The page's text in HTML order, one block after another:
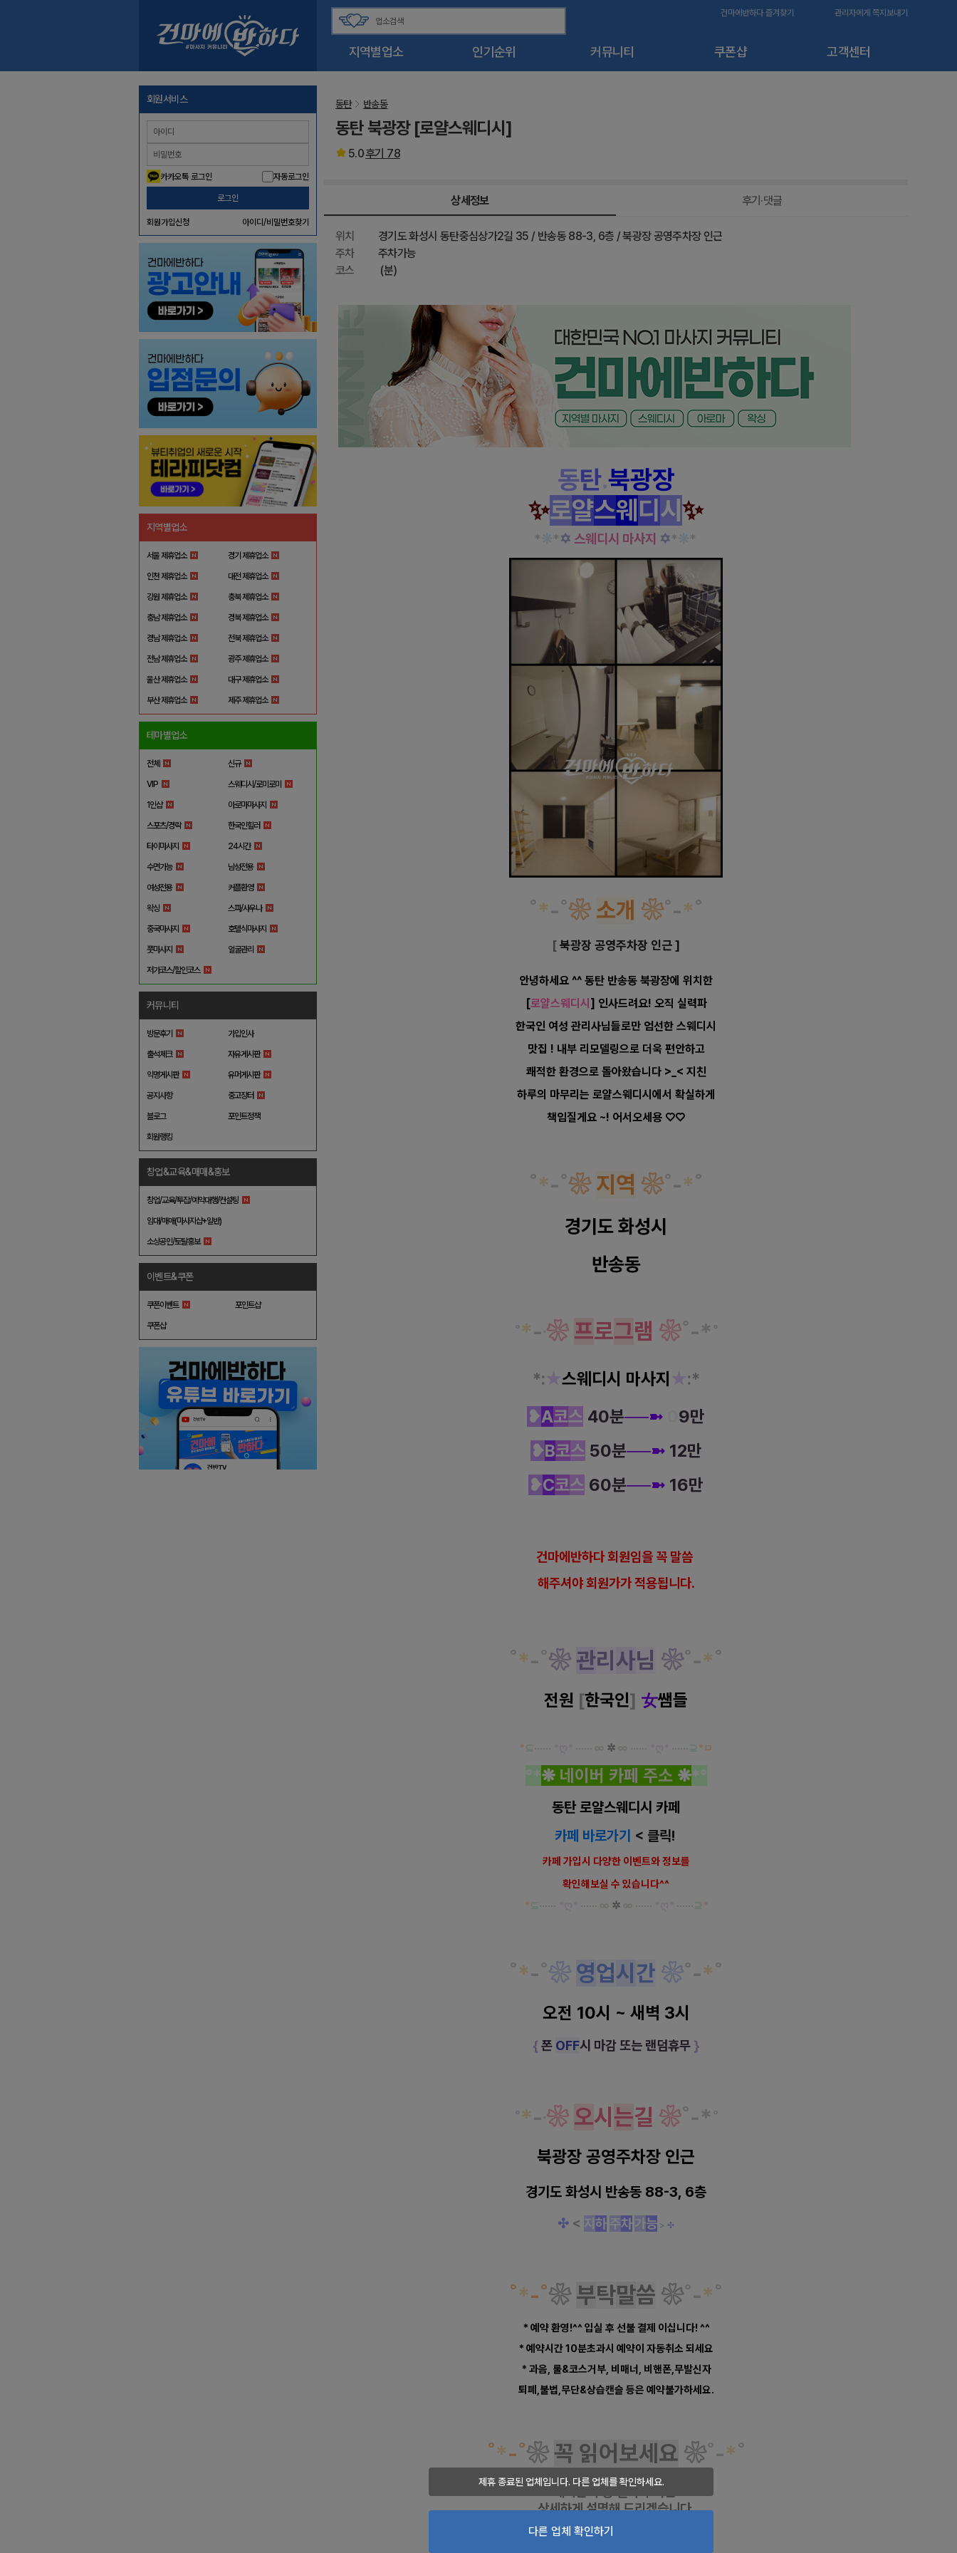
지역별업소 인기순위 커뮤니티 쿠폰샵 고객센터
건마에반하다 즐겨찾기 관리자에게 쪽지보내기
회원서비스
카카오톡 로그인 자동로그인
로그인
회원가입신청 아이디/비밀번호찾기
지역별업소
서울 제휴업소 경기 제휴업소
인천 제휴업소 대전 제휴업소
강원 제휴업소 충북 제휴업소
충남 제휴업소 경북 제휴업소
경남 제휴업소 전북 제휴업소
전남 제휴업소 광주 제휴업소
울산 제휴업소 대구 제휴업소
부산 제휴업소 제주 제휴업소
테마별업소
전체 신규
VIP 스웨디시/로미로미
1인샵 아로마마사지
스포츠/경락 한국인힐러
타이마사지 24시간
수면가능 남성전용
여성전용 커플환영
왁싱 스파/사우나
중국마사지 호텔식마사지
풋마사지 얼굴관리
저가코스/할인코스
커뮤니티
방문후기 가입인사
출석체크 자유게시판
익명게시판 유머게시판
공지사항 중고장터
블로그 포인트정책
회원랭킹
창업&교육&매매&홍보
창업/교육/투잡/예약대행/컨설팅
임대/매매(마사지샵+일반)
소상공인/토탈홍보
이벤트&쿠폰
쿠폰이벤트 포인트샵
쿠폰샵
제휴 종료된 업체입니다. 다른 업체를 확인하세요.
다른 업체 확인하기
동탄 반송동
동탄 북광장 [로얄스웨디시]
5.0후기 78
상세정보 후기·댓글
위치
경기도 화성시 동탄중심상가2길 35 / 반송동 88-3, 6층 / 북광장 공영주차장 인근
주차
주차가능
코스
(분)
동탄.북광장
✨로얄스웨 디 시 ✨
* *✡ 스웨디시 마사지 ✡* *
˚*-˚❀ 소개 ❀˚-*˚
[북광장 공영주차장 인근 ]
안녕하세요 ^^ 동탄 반송동 북광장에 위치한
[로얄스웨디시 ] 인사드려요! 오직 실력파
한국인 여성 관리사님들로만 엄선한 스웨디시
맛집 ! 내부 리모델링으로 더욱 편안하고
쾌적한 환경으로 돌아왔습니다 >_< 지친
하루의 마무리는 로얄스웨디시에서 확실하게
책임질게요 ~! 어서오세용 ♡♡
˚*-˚❀ 지역 ❀˚-*˚
경기도화성시
반송동
˚*- ˚❀ 프로그램 ❀˚-*˚
*:★스웨디시 마사지 ★:*
❥A코스 40분──➼
9만
❥B코스 50분──➼12만
❥C코스 60분──➼ 16만
건마에반하다 회원임을 꼭 말씀
해주셔야 회원가가 적용됩니다.
˚*-˚❀ 관리 사님 ❀˚-*˚
전원 [한국인] 女쌤들
* ······ ······ ✲ ······ ······ *ㅁ
°*❋ 네이버 카페 주소 ❋*°
동탄 로얄스웨디시 카페
카페 바로가기 < 클릭!
카페 가입시 다양한 이벤트와정보를
확인해보실 수 있습니다^^
*
······ ······ ✲ ······ ······ *
˚*-˚❀ 영업시 간 ❀˚-*˚
오전 10시 ~ 새벽 3시
{ 폰 OFF시 마감 또는 랜덤휴무 }
˚*- ˚❀ 오시 는길 ❀˚-*˚
북광장 공영주차장 인근
경기도 화성시 반송동 88-3, 6층
✣ < 지 하 주차가능 > ✣
˚*-˚❀ 부탁말씀 ❀˚-*˚
* 예약 환영!^^ 입실 후 선불 결제 이십니다! ^^
* 예약시간 10분초과시 예약이 자동취소 되세요
* 과음, 룰&코스거부, 비매너, 비핸폰,무발신자
퇴폐,불법,무단&상습캔슬 등은 예약불가하세요.
˚*-˚❀ 꼭 읽어보세요 ❀˚-*˚
궁금하신 사항이나
예약문의 등전화 주시면
상세하게 설명해 드리겠습니다.
동탄마사지